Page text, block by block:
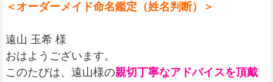
＜オーダーメイド命名鑑定（姓名判断）＞
遠山 玉希 様
おはようございます。
このたびは、遠山様の親切丁寧なアドバイスを頂戴